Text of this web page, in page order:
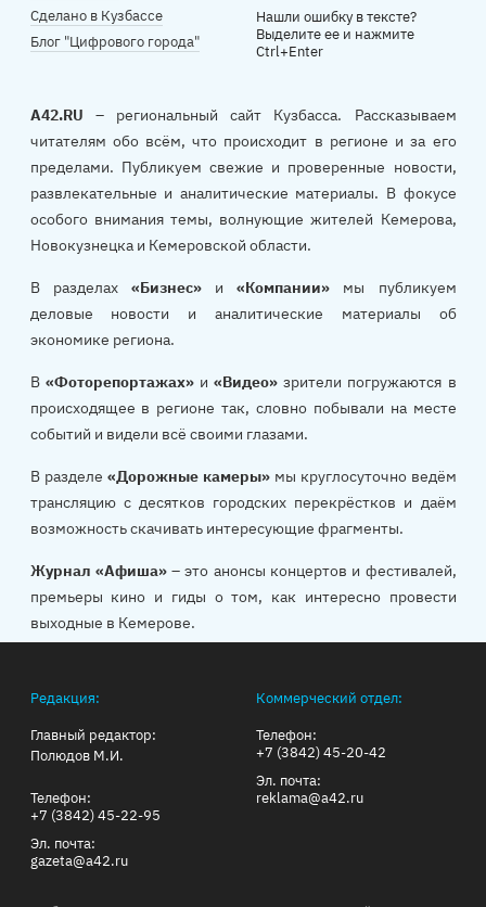
Сделано в Кузбассе
Блог "Цифрового города"
Нашли ошибку в тексте?
Выделите ее и нажмите
Ctrl+Enter
A42.RU – региональный сайт Кузбасса. Рассказываем
читателям обо всём, что происходит в регионе и за его
пределами. Публикуем свежие и проверенные новости,
развлекательные и аналитические материалы. В фокусе
особого внимания темы, волнующие жителей Кемерова,
Новокузнецка и Кемеровской области.
В разделах «Бизнес»и«Компании» мы публикуем
деловые новости и аналитические материалы об
экономике региона.
В «Фоторепортажах»и«Видео» зрители погружаются в
происходящее в регионе так, словно побывали на месте
событий и видели всё своими глазами.
В разделе «Дорожные камеры»мы круглосуточно ведём
трансляцию с десятков городских перекрёстков и даём
возможность скачивать интересующие фрагменты.
Журнал «Афиша»– это анонсы концертов и фестивалей,
премьеры кино и гиды о том, как интересно провести
выходные в Кемерове.
Редакция:
Главный редактор:
Полюдов М.И.
Телефон:
+7 (3842) 45-22-95
Эл. почта:
gazeta@a42.ru
Коммерческий отдел:
Телефон:
+7 (3842) 45-20-42
Эл. почта:
reklama@a42.ru